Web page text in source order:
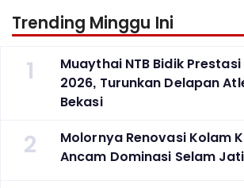
Trending Minggu Ini
1
Muaythai NTB Bidik
2026, Turunkan Delapan
Bekasi
2
Molornya Renovasi Kolam
Ancam Dominasi Selam